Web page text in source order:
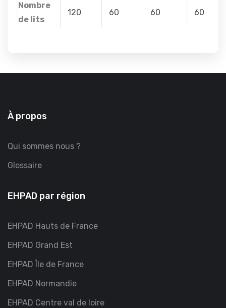
Nombre
de lits
120 60 60 60
À propos
Qui sommes nous ?
Glossaire
EHPAD par région
EHPAD Hauts de France
EHPAD Grand Est
EHPAD Île de France
EHPAD Normandie
EHPAD Centre val de loire